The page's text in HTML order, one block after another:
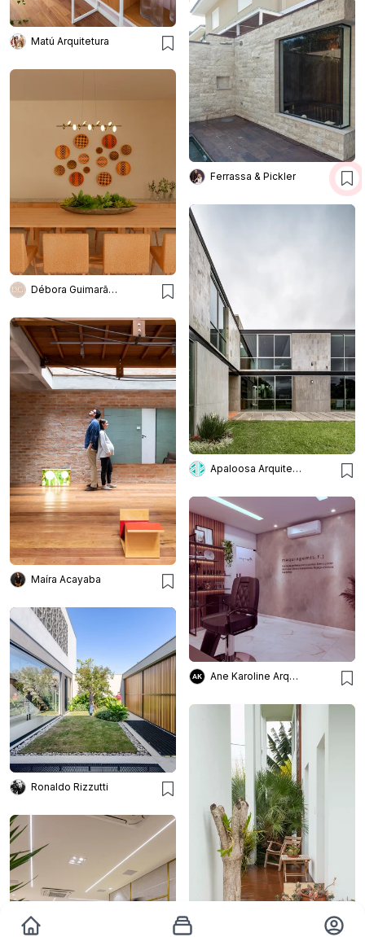
Matú Arquitetura
Ferrassa & Pickler
Débora Guimarães Arquitetura de Interiores
Apaloosa Arquitectura
Maíra Acayaba
Ane Karoline Arquitetura
Ronaldo Rizzutti